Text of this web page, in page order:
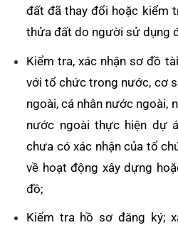
đất đã thay đổi hoặc kiểm
thửa đất do người sử dụng
Kiểm tra, xác nhận sơ đồ
với tổ chức trong nước, cơ
ngoài, cá nhân nước ngoài,
nước ngoài thực hiện dự
chưa có xác nhận của tổ
về hoạt động xây dựng
đồ;
Kiểm tra hồ sơ đăng ký;